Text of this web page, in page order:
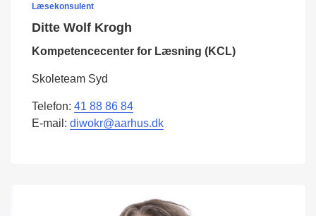
Læsekonsulent
Ditte Wolf Krogh
Kompetencecenter for Læsning (KCL)
Skoleteam Syd
Telefon: 41 88 86 84
E-mail: diwokr@aarhus.dk